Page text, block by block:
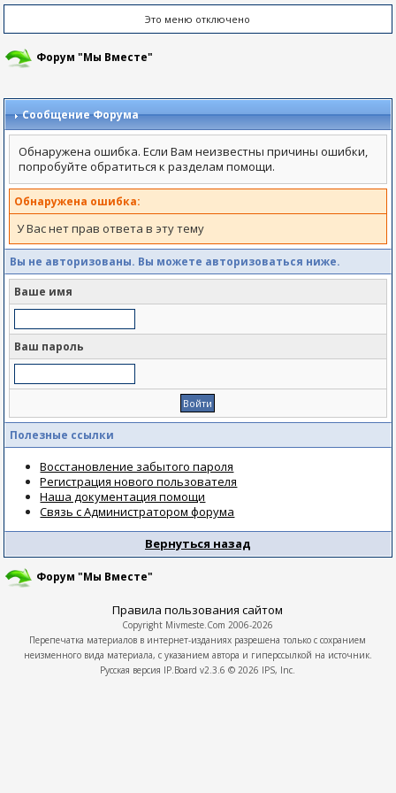
Это меню отключено
Форум "Мы Вместе"
Сообщение Форума
Обнаружена ошибка. Если Вам неизвестны причины ошибки,
попробуйте обратиться к разделам помощи.
Обнаружена ошибка:
У Вас нет прав ответа в эту тему
Вы не авторизованы. Вы можете авторизоваться ниже.
Ваше имя
Ваш пароль
Полезные ссылки
Восстановление забытого пароля
Регистрация нового пользователя
Наша документация помощи
Связь с Администратором форума
Вернуться назад
Форум "Мы Вместе"
Правила пользования сайтом
Copyright Mivmeste.Com 2006-2026
Перепечатка материалов в интернет-изданиях разрешена только с сохранием
неизменного вида материала, с указанием автора и гиперссылкой на источник.
Русская версия IP.Board v2.3.6 © 2026 IPS, Inc.